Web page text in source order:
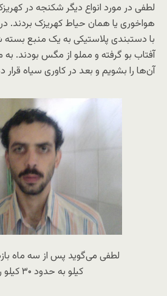
لطفی در مورد انواع دیگر شکنجه در
هواخوری یا همان حیاط کهریزک بردند.
با دستبندی پلاستیکی به یک منبع بسته
آفتاب بو گرفته و مملو از مگس بودند. به
آن‌ها را بشویم و بعد در کاوری سیاه
کیلو به حدود ۳۰ کیلو رسید.